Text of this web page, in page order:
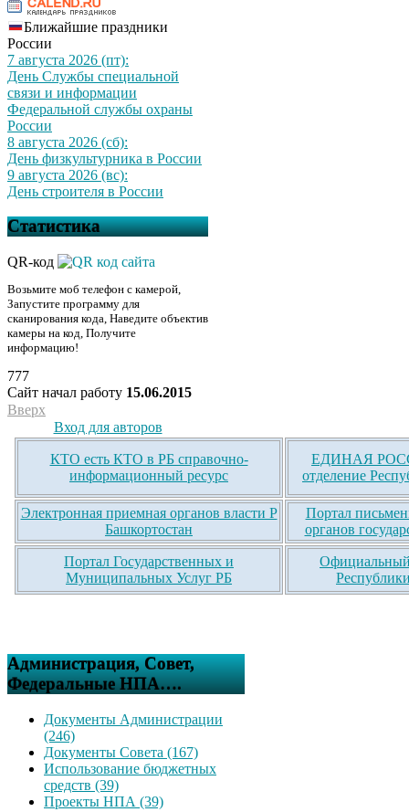
Ближайшие праздники
России
7 августа 2026 (пт):
День Службы специальной
связи и информации
Федеральной службы охраны
России
8 августа 2026 (сб):
День физкультурника в России
9 августа 2026 (вс):
День строителя в России
Статистика
QR-код
Возьмите моб телефон с камерой,
Запустите программу для
сканирования кода, Наведите объектив
камеры на код, Получите
информацию!
777
Сайт начал работу 15.06.2015
Вверх
Вход для авторов
КТО есть КТО в РБ справочно-
информационный ресурс
ЕДИНАЯ
отделение
Электронная приемная органов власти Р
Башкортостан
Портал
органов
Портал Государственных и
Муниципальных Услуг РБ
Официальный
Администрация, Совет,
Федеральные НПА….
Документы Администрации
(246)
Документы Совета (167)
Использование бюджетных
средств (39)
Проекты НПА (39)